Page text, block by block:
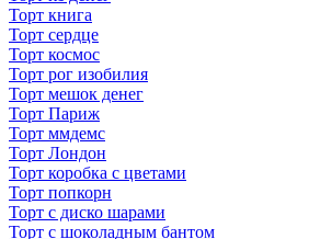
Торт книга
Торт сердце
Торт космос
Торт рог изобилия
Торт мешок денег
Торт Париж
Торт ммдемс
Торт Лондон
Торт коробка с цветами
Торт попкорн
Торт с диско шарами
Торт с шоколадным бантом